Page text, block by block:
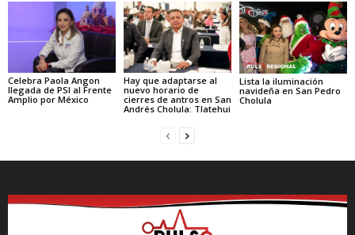
Celebra Paola Angon
llegada de PSI al Frente
Amplio por México
Hay que adaptarse al
nuevo horario de
cierres de antros en San
Andrés Cholula: Tlatehui
Lista la iluminación
navideña en San Pedro
Cholula